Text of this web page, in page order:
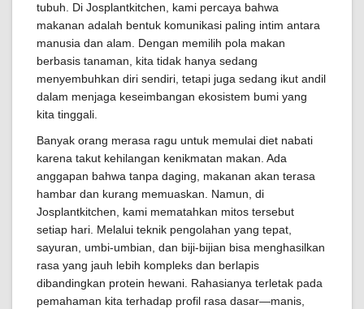
tubuh. Di Josplantkitchen, kami percaya bahwa
makanan adalah bentuk komunikasi paling intim antara
manusia dan alam. Dengan memilih pola makan
berbasis tanaman, kita tidak hanya sedang
menyembuhkan diri sendiri, tetapi juga sedang ikut andil
dalam menjaga keseimbangan ekosistem bumi yang
kita tinggali.
Banyak orang merasa ragu untuk memulai diet nabati
karena takut kehilangan kenikmatan makan. Ada
anggapan bahwa tanpa daging, makanan akan terasa
hambar dan kurang memuaskan. Namun, di
Josplantkitchen, kami mematahkan mitos tersebut
setiap hari. Melalui teknik pengolahan yang tepat,
sayuran, umbi-umbian, dan biji-bijian bisa menghasilkan
rasa yang jauh lebih kompleks dan berlapis
dibandingkan protein hewani. Rahasianya terletak pada
pemahaman kita terhadap profil rasa dasar—manis,